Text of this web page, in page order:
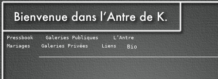
Galeries Publiques
Galeries Privées
Mariages
L’Antre
Liens
Pressbook
Bio